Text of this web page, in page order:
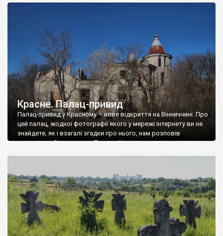
Красне. Палац-привид
Палац-привид у Красному – нове відкриття на Вінниччині. Про
цей палац, жодної фотографії якого у мережі інтернету ви не
знайдете, як і взагалі згадки про нього, нам розповів
мешканець Самгородка. Палац у Красному вразив не лише